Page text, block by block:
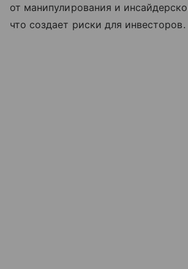
от манипулирования и
что создает риски для инвесторов.